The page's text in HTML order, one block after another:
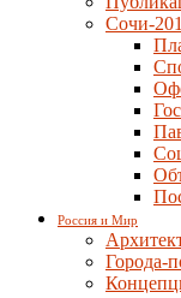
Сочи-
Россия и Мир
Города-